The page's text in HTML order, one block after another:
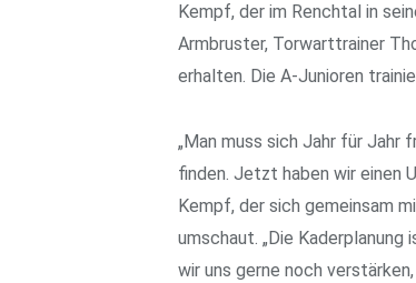
Kempf, der im Renchtal in
Armbruster, Torwarttrainer
erhalten. Die A-Junioren
„Man muss sich Jahr für Jahr
finden. Jetzt haben wir einen
Kempf, der sich gemeinsam
umschaut. „Die
wir uns gerne noch